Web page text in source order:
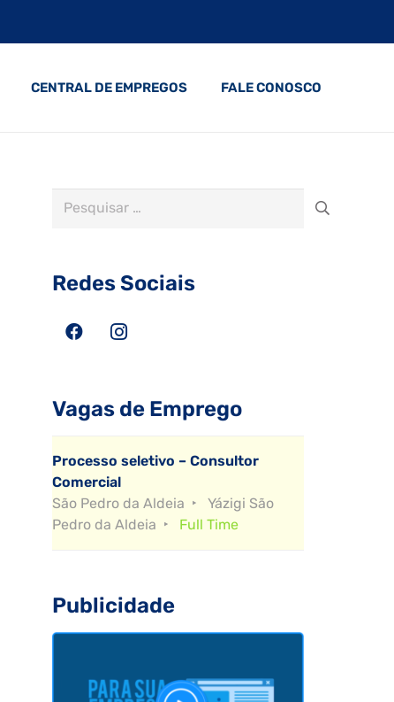
CENTRAL DE EMPREGOS FALE CONOSCO
Pesquisar
Redes Sociais
Vagas de Emprego
Processo seletivo – Consultor
Comercial
São Pedro da Aldeia
Yázigi São
Pedro da Aldeia
Full Time
Publicidade